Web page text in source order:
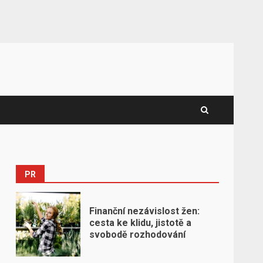
PR
Finanční nezávislost žen:
cesta ke klidu, jistotě a
svobodě rozhodování